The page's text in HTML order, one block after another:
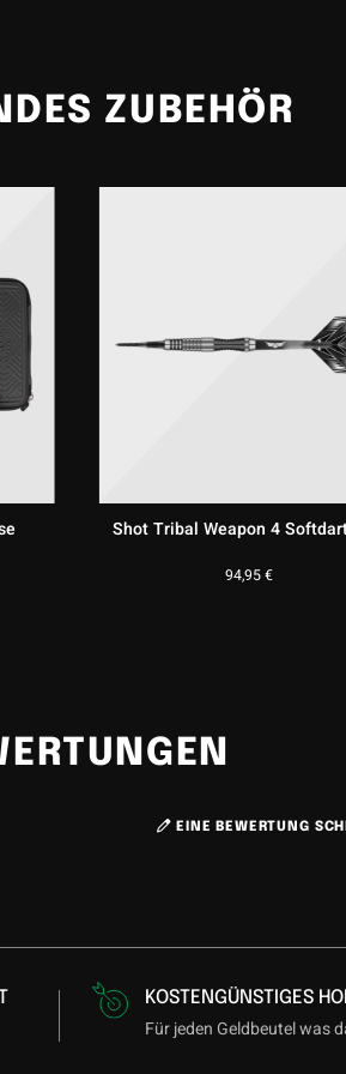
ZUBEHÖR
Shot Tribal Weapon 4
94,95€
EINE BEWERTUNG
KOSTENGÜNSTIGES
Für jeden Geldbeutel was